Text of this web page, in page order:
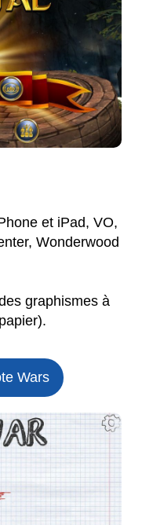
et iPad, VO,
Wonderwood
graphismes à
Wars